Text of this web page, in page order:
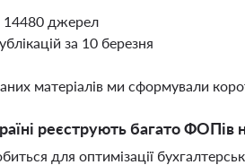
14480 джерел
за 10 березня
матеріалів ми сформували
реєструють багато ФОПів
для оптимізації